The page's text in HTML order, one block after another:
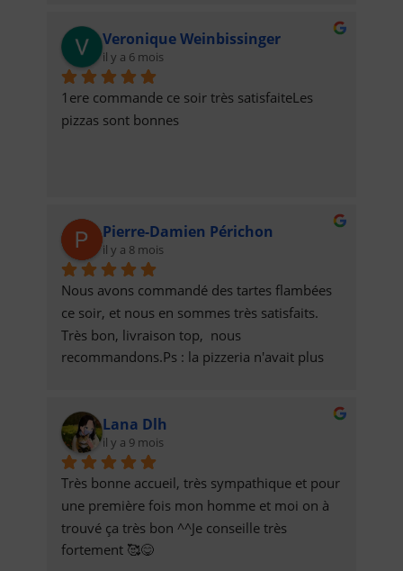
Veronique Weinbissinger
il y a 6 mois
1ere commande ce soir très satisfaiteLes
pizzas sont bonnes
Pierre-Damien Périchon
il y a 8 mois
Nous avons commandé des tartes flambées
ce soir, et nous en sommes très satisfaits.
Très bon, livraison top,  nous
recommandons.Ps : la pizzeria n'avait plus
tarte flambée raclette au top !
Lana Dlh
il y a 9 mois
Très bonne accueil, très sympathique et pour
une première fois mon homme et moi on à
trouvé ça très bon ^^Je conseille très
fortement 🥰😋